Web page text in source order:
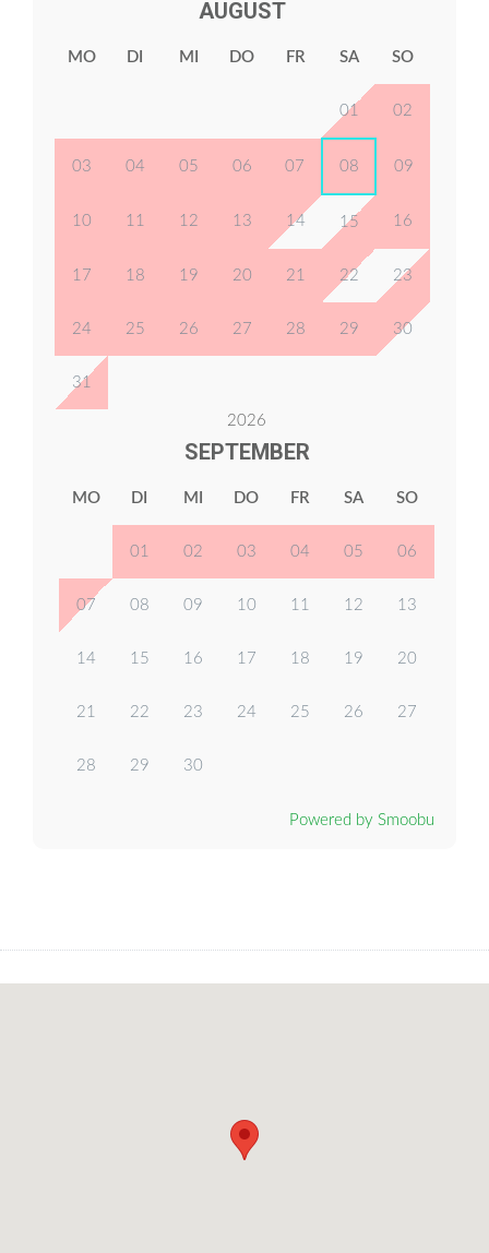
AUGUST
MO DI MI DO FR SA SO
01 02
03 04 05 06 07 08 09
10 11 12 13 14 15 16
17 18 19 20 21 22 23
24 25 26 27 28 29 30
31
2026
SEPTEMBER
MO DI MI DO FR SA SO
01 02 03 04 05 06
07 08 09 10 11 12 13
14 15 16 17 18 19 20
21 22 23 24 25 26 27
28 29 30
Powered by Smoobu